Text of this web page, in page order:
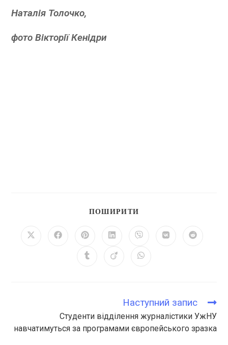
Наталія Толочко,
фото Вікторії Кенідри
ПОШИРИТИ
Наступний запис
Студенти відділення журналістики УжНУ
навчатимуться за програмами європейського зразка